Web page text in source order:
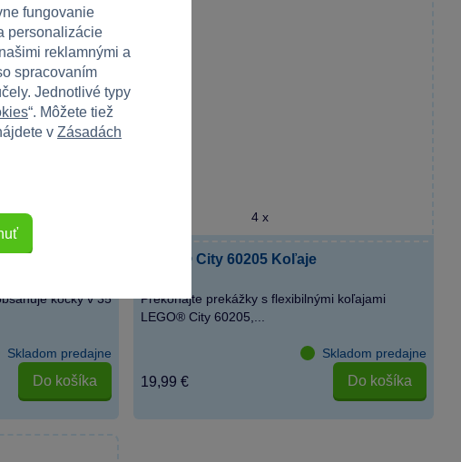
kocky v 35
Skladom predajne
Do košíka
4 x
LEGO® City 60205 Koľaje
Prekonajte prekážky s flexibilnými koľajami
LEGO® City 60205,...
Skladom predajne
19,99 € Do košíka
fungovanie
personalizácie
reklamnými a
spracovaním
Jednotlivé typy
“. Môžete tiež
v Zásadách